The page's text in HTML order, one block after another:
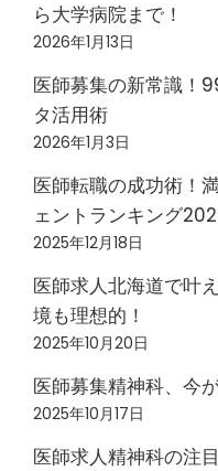
ら大学病院まで！
2026年1月13日
医師募集の新常識！
タ活用術
2026年1月3日
医師転職の成功術！
ェントランキング
2025年12月18日
医師求人北海道で叶
境も理想的！
2025年10月20日
医師募集精神科、今
2025年10月17日
医師求人精神科の注